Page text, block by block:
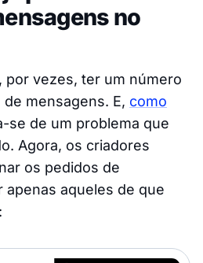
no
por vezes, ter um número
mensagens. E, como
se de um problema que
Agora, os criadores
os pedidos de
apenas aqueles de que